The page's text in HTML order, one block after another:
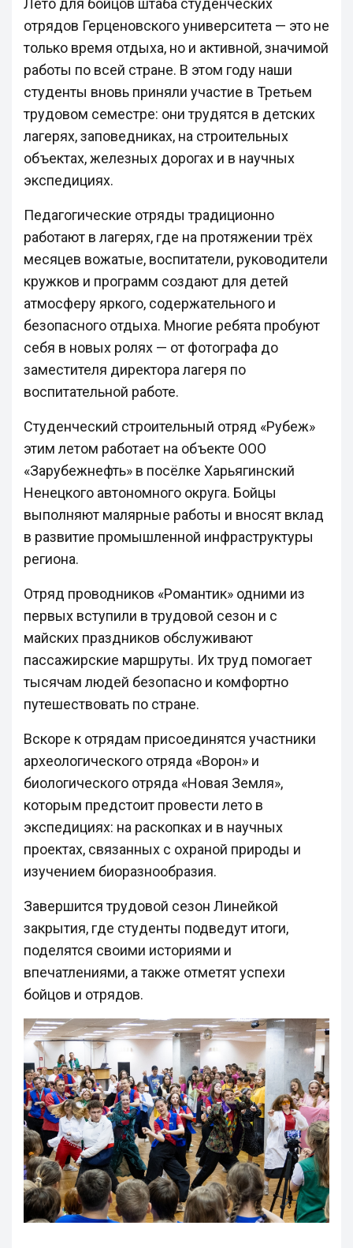
Лето для бойцов штаба студенческих
отрядов Герценовского университета — это не
только время отдыха, но и активной, значимой
работы по всей стране. В этом году наши
студенты вновь приняли участие в Третьем
трудовом семестре: они трудятся в детских
лагерях, заповедниках, на строительных
объектах, железных дорогах и в научных
экспедициях.
Педагогические отряды традиционно
работают в лагерях, где на протяжении трёх
месяцев вожатые, воспитатели, руководители
кружков и программ создают для детей
атмосферу яркого, содержательного и
безопасного отдыха. Многие ребята пробуют
себя в новых ролях — от фотографа до
заместителя директора лагеря по
воспитательной работе.
Студенческий строительный отряд «Рубеж»
этим летом работает на объекте ООО
«Зарубежнефть» в посёлке Харьягинский
Ненецкого автономного округа. Бойцы
выполняют малярные работы и вносят вклад
в развитие промышленной инфраструктуры
региона.
Отряд проводников «Романтик» одними из
первых вступили в трудовой сезон и с
майских праздников обслуживают
пассажирские маршруты. Их труд помогает
тысячам людей безопасно и комфортно
путешествовать по стране.
Вскоре к отрядам присоединятся участники
археологического отряда «Ворон» и
биологического отряда «Новая Земля»,
которым предстоит провести лето в
экспедициях: на раскопках и в научных
проектах, связанных с охраной природы и
изучением биоразнообразия.
Завершится трудовой сезон Линейкой
закрытия, где студенты подведут итоги,
поделятся своими историями и
впечатлениями, а также отметят успехи
бойцов и отрядов.